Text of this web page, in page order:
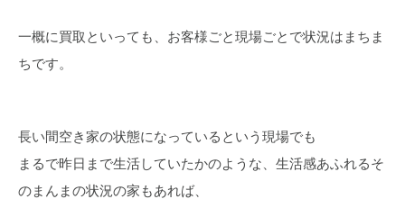
一概に買取といっても、お客様ごと現場ごとで状況はまちま
ちです。
長い間空き家の状態になっているという現場でも
まるで昨日まで生活していたかのような、生活感あふれるそ
のまんまの状況の家もあれば、